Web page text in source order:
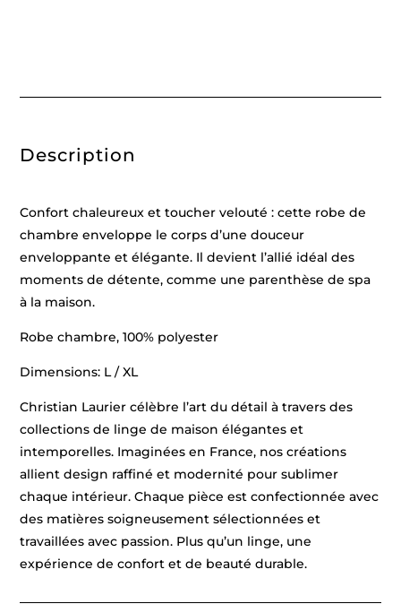
Description
Confort chaleureux et toucher velouté : cette robe de
chambre enveloppe le corps d’une douceur
enveloppante et élégante. Il devient l’allié idéal des
moments de détente, comme une parenthèse de spa
à la maison.
Robe chambre, 100% polyester
Dimensions: L / XL
Christian Laurier célèbre l’art du détail à travers des
collections de linge de maison élégantes et
intemporelles. Imaginées en France, nos créations
allient design raffiné et modernité pour sublimer
chaque intérieur. Chaque pièce est confectionnée avec
des matières soigneusement sélectionnées et
travaillées avec passion. Plus qu’un linge, une
expérience de confort et de beauté durable.